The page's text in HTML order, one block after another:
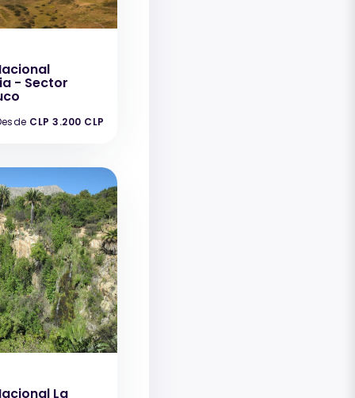
- Sector
CLP 3.200 CLP
La